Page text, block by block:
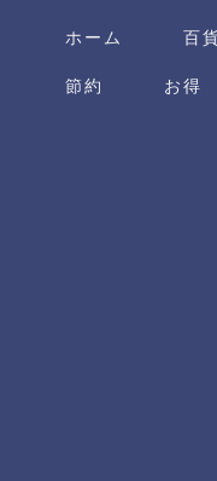
ホーム 百
節約 お得